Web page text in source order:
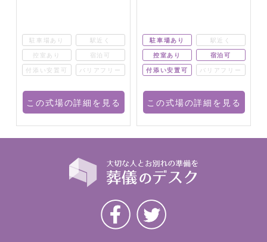
駐車場あり
駅近く
控室あり
宿泊可
付添い安置可
バリアフリー
この式場の詳細を見る
駐車場あり
駅近く
控室あり
宿泊可
付添い安置可
バリアフリー
この式場の詳細を見る